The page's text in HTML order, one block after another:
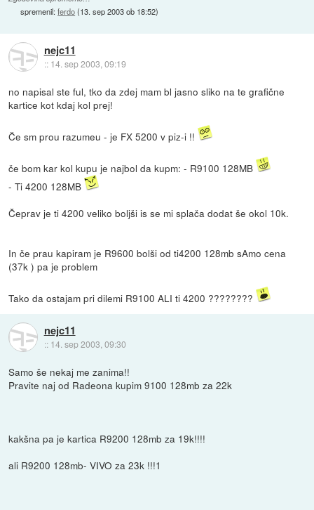
spremenil:ferdo(13. sep 2003 ob 18:52)
nejc11
:: 14. sep 2003, 09:19
no napisal ste ful, tko da zdej mam bl jasno sliko na te grafične
kartice kot kdaj kol prej!
Če sm prou razumeu - je FX 5200 v piz-i !!
če bom kar kol kupu je najbol da kupm: - R9100 128MB
- Ti 4200 128MB
Čeprav je ti 4200 veliko boljši is se mi splača dodat še okol 10k.
In če prau kapiram je R9600 bolši od ti4200 128mb sAmo cena
(37k ) pa je problem
Tako da ostajam pri dilemi R9100 ALI ti 4200 ????????
nejc11
:: 14. sep 2003, 09:30
Samo še nekaj me zanima!!
Pravite naj od Radeona kupim 9100 128mb za 22k
kakšna pa je kartica R9200 128mb za 19k!!!!
ali R9200 128mb- VIVO za 23k !!!1